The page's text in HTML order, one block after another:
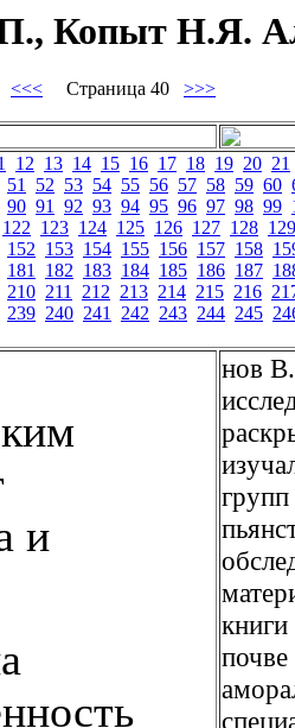
Копыт Н.Я.
<<< Страница 40 >>>
12 13 14 15 16 17 18 19 20 21
51 52 53 54 55 56 57 58 59 60
90 91 92 93 94 95 96 97 98 99
122 123 124 125 126 127 128 129
152 153 154 155 156 157 158
181 182 183 184 185 186 187
210 211 212 213 214 215 216
239 240 241 242 243 244 245
и
нов